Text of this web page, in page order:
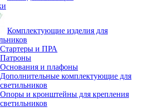
Комплектующие изделия для
Стартеры и ПРА
Патроны
Основания и плафоны
Дополнительные комплектующие для
светильников
Опоры и кронштейны для крепления
светильников